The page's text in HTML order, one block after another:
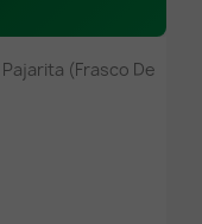
(Frasco De